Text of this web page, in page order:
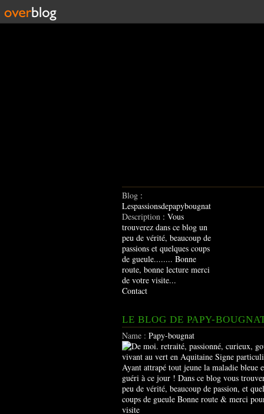
Blog :
Lespassionsdepapybougnat
Description : Vous
trouverez dans ce blog un
peu de vérité, beaucoup de
passions et quelques coups
de gueule........ Bonne
route, bonne lecture merci
de votre visite...
Contact
LE BLOG DE PAPY-
Name : Papy-bougnat